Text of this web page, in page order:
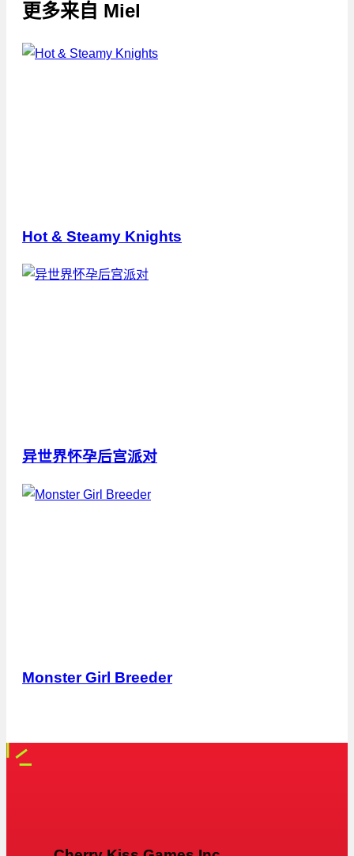
更多来自 Miel
Hot & Steamy Knights
异世界怀孕后宫派对
Monster Girl Breeder